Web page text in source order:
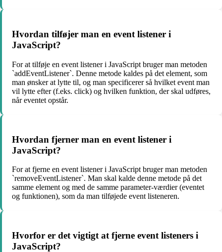
Hvordan tilføjer man en event listener i
JavaScript?
For at tilføje en event listener i JavaScript bruger man metoden
`addEventListener`. Denne metode kaldes på det element, som
man ønsker at lytte til, og man specificerer så hvilket event man
vil lytte efter (f.eks. click) og hvilken funktion, der skal udføres,
når eventet opstår.
Hvordan fjerner man en event listener i
JavaScript?
For at fjerne en event listener i JavaScript bruger man metoden
`removeEventListener`. Man skal kalde denne metode på det
samme element og med de samme parameter-værdier (eventet
og funktionen), som da man tilføjede event listeneren.
Hvorfor er det vigtigt at fjerne event listeners i
JavaScript?